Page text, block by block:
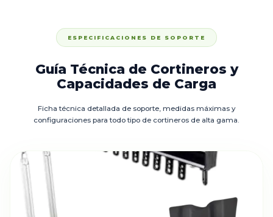
ESPECIFICACIONES DE SOPORTE
Guía Técnica de Cortineros y
Capacidades de Carga
Ficha técnica detallada de soporte, medidas máximas y
configuraciones para todo tipo de cortineros de alta gama.